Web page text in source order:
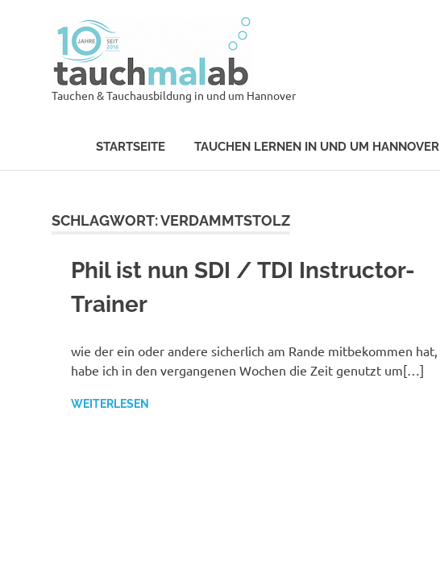
Tauchen & Tauchausbildung in und um Hannover
STARTSEITE TAUCHEN LERNEN IN UND UM HANNOVER
SCHLAGWORT:VERDAMMTSTOLZ
Phil ist nun SDI / TDI Instructor-
Trainer
wie der ein oder andere sicherlich am Rande mitbekommen hat,
habe ich in den vergangenen Wochen die Zeit genutzt um[…]
WEITERLESEN